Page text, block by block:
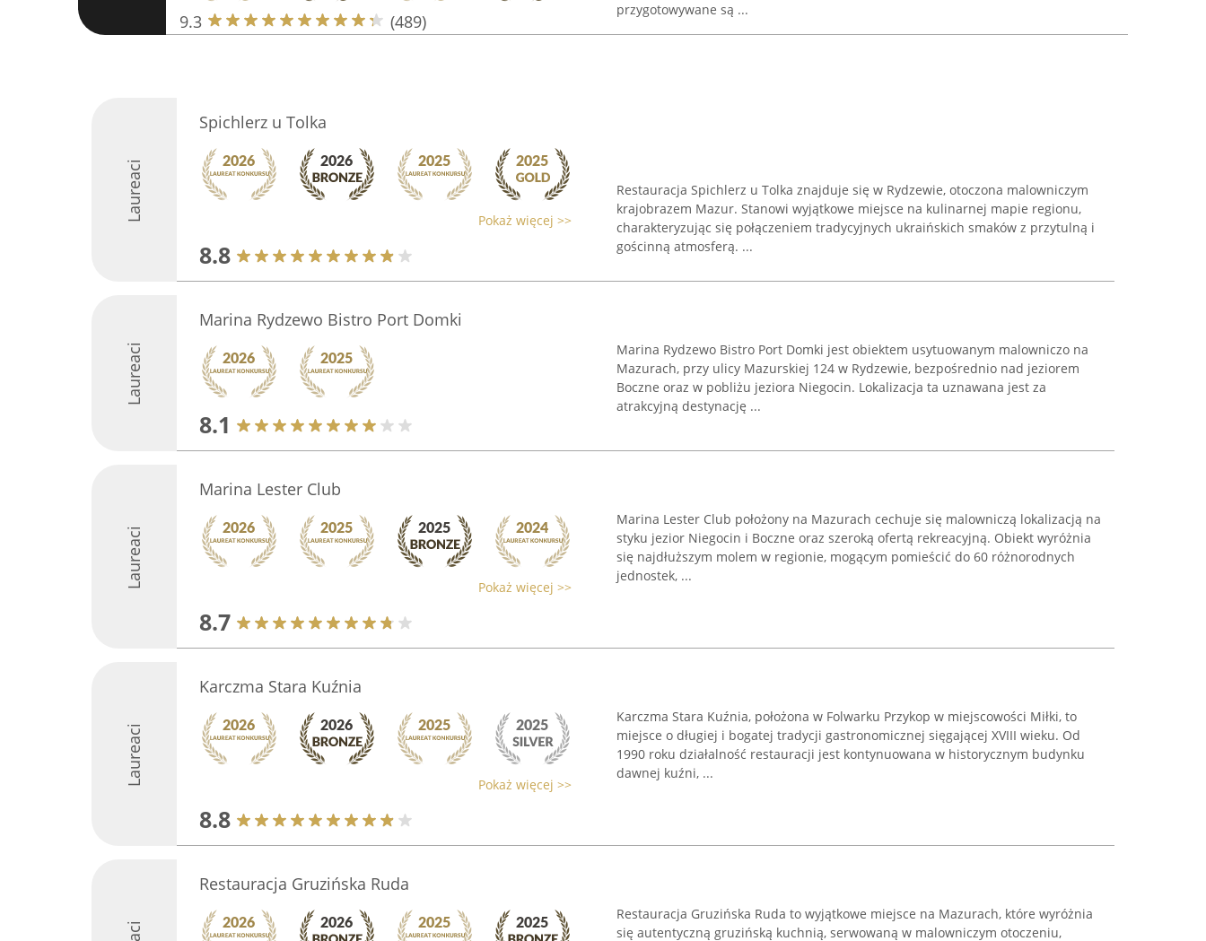
9.3 (489)
przygotowywane są ...
Laureaci
Spichlerz u Tolka
Pokaż więcej >>
8.8
Restauracja Spichlerz u Tolka znajduje się w Rydzewie, otoczona malowniczym
krajobrazem Mazur. Stanowi wyjątkowe miejsce na kulinarnej mapie regionu,
charakteryzując się połączeniem tradycyjnych ukraińskich smaków z przytulną i
gościnną atmosferą. ...
Laureaci
Marina Rydzewo Bistro Port Domki
8.1
Marina Rydzewo Bistro Port Domki jest obiektem usytuowanym malowniczo na
Mazurach, przy ulicy Mazurskiej 124 w Rydzewie, bezpośrednio nad jeziorem
Boczne oraz w pobliżu jeziora Niegocin. Lokalizacja ta uznawana jest za
atrakcyjną destynację ...
Laureaci
Marina Lester Club
Pokaż więcej >>
8.7
Marina Lester Club położony na Mazurach cechuje się malowniczą lokalizacją na
styku jezior Niegocin i Boczne oraz szeroką ofertą rekreacyjną. Obiekt wyróżnia
się najdłuższym molem w regionie, mogącym pomieścić do 60 różnorodnych
jednostek, ...
Laureaci
Karczma Stara Kuźnia
Pokaż więcej >>
8.8
Karczma Stara Kuźnia, położona w Folwarku Przykop w miejscowości Miłki, to
miejsce o długiej i bogatej tradycji gastronomicznej sięgającej XVIII wieku. Od
1990 roku działalność restauracji jest kontynuowana w historycznym budynku
dawnej kuźni, ...
Restauracja Gruzińska Ruda
Restauracja Gruzińska Ruda to wyjątkowe miejsce na Mazurach, które wyróżnia
się autentyczną gruzińską kuchnią, serwowaną w malowniczym otoczeniu,